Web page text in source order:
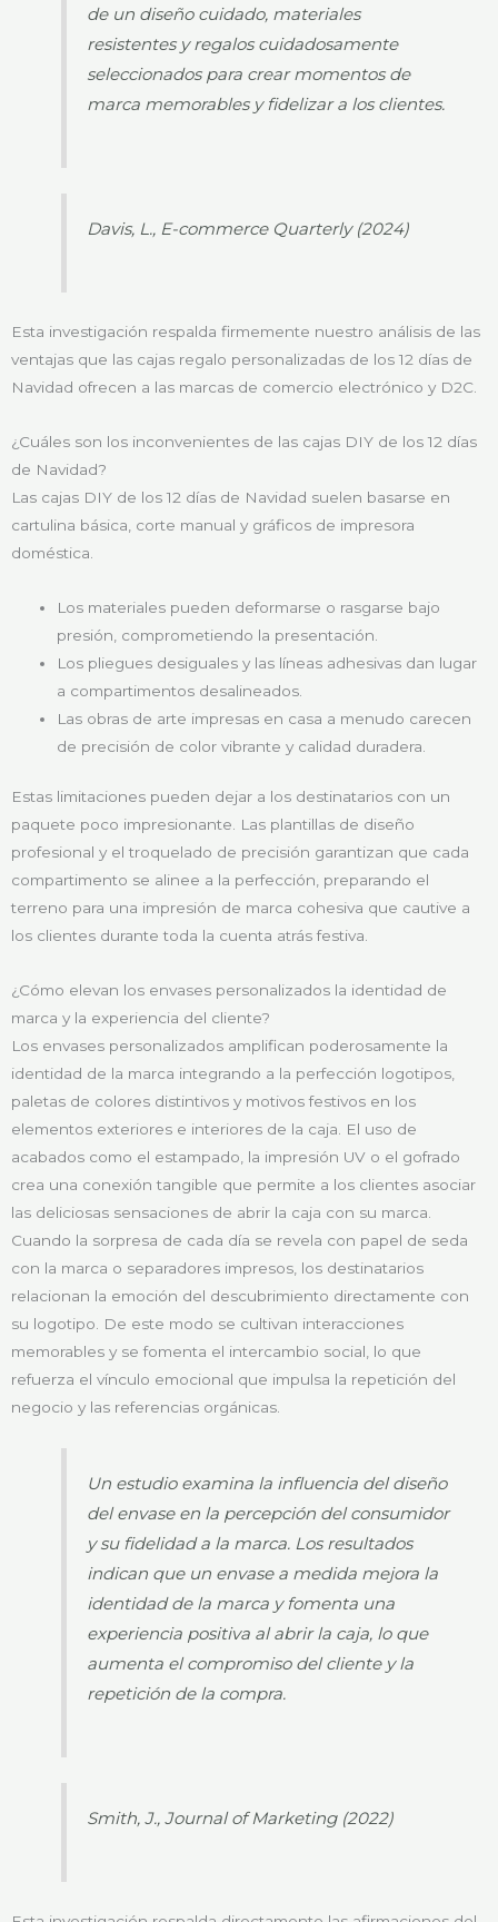
de un diseño cuidado, materiales
resistentes y regalos cuidadosamente
seleccionados para crear momentos de
marca memorables y fidelizar a los clientes.
Davis, L., E-commerce Quarterly (2024)
Esta investigación respalda firmemente nuestro análisis de las
ventajas que las cajas regalo personalizadas de los 12 días de
Navidad ofrecen a las marcas de comercio electrónico y D2C.
¿Cuáles son los inconvenientes de las cajas DIY de los 12 días
de Navidad?
Las cajas DIY de los 12 días de Navidad suelen basarse en
cartulina básica, corte manual y gráficos de impresora
doméstica.
Los materiales pueden deformarse o rasgarse bajo
presión, comprometiendo la presentación.
Los pliegues desiguales y las líneas adhesivas dan lugar
a compartimentos desalineados.
Las obras de arte impresas en casa a menudo carecen
de precisión de color vibrante y calidad duradera.
Estas limitaciones pueden dejar a los destinatarios con un
paquete poco impresionante. Las plantillas de diseño
profesional y el troquelado de precisión garantizan que cada
compartimento se alinee a la perfección, preparando el
terreno para una impresión de marca cohesiva que cautive a
los clientes durante toda la cuenta atrás festiva.
¿Cómo elevan los envases personalizados la identidad de
marca y la experiencia del cliente?
Los envases personalizados amplifican poderosamente la
identidad de la marca integrando a la perfección logotipos,
paletas de colores distintivos y motivos festivos en los
elementos exteriores e interiores de la caja. El uso de
acabados como el estampado, la impresión UV o el gofrado
crea una conexión tangible que permite a los clientes asociar
las deliciosas sensaciones de abrir la caja con su marca.
Cuando la sorpresa de cada día se revela con papel de seda
con la marca o separadores impresos, los destinatarios
relacionan la emoción del descubrimiento directamente con
su logotipo. De este modo se cultivan interacciones
memorables y se fomenta el intercambio social, lo que
refuerza el vínculo emocional que impulsa la repetición del
negocio y las referencias orgánicas.
Un estudio examina la influencia del diseño
del envase en la percepción del consumidor
y su fidelidad a la marca. Los resultados
indican que un envase a medida mejora la
identidad de la marca y fomenta una
experiencia positiva al abrir la caja, lo que
aumenta el compromiso del cliente y la
repetición de la compra.
Smith, J., Journal of Marketing (2022)